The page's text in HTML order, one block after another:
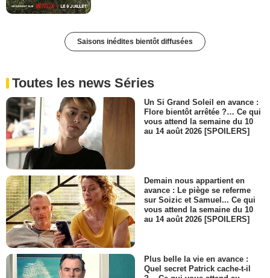
Saisons inédites bientôt diffusées
Toutes les news Séries
Un Si Grand Soleil en avance :
Flore bientôt arrêtée ?… Ce qui
vous attend la semaine du 10
au 14 août 2026 [SPOILERS]
Demain nous appartient en
avance : Le piège se referme
sur Soizic et Samuel... Ce qui
vous attend la semaine du 10
au 14 août 2026 [SPOILERS]
Plus belle la vie en avance :
Quel secret Patrick cache-t-il